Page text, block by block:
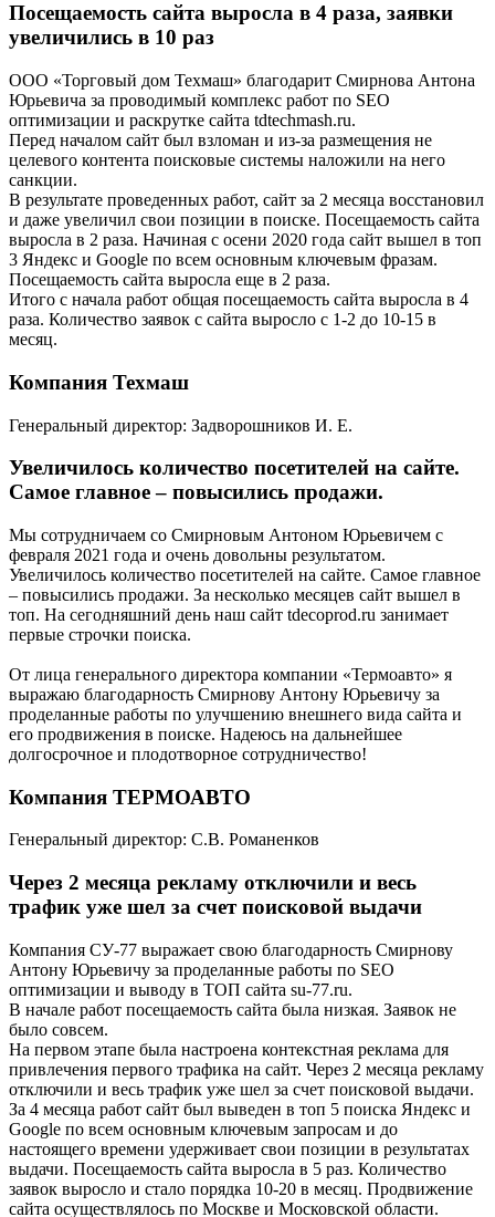
Посещаемость сайта выросла в 4 раза, заявки
увеличились в 10 раз
ООО «Торговый дом Техмаш» благодарит Смирнова Антона
Юрьевича за проводимый комплекс работ по SEO
оптимизации и раскрутке сайта tdtechmash.ru.
Перед началом сайт был взломан и из-за размещения не
целевого контента поисковые системы наложили на него
санкции.
В результате проведенных работ, сайт за 2 месяца восстановил
и даже увеличил свои позиции в поиске. Посещаемость сайта
выросла в 2 раза. Начиная с осени 2020 года сайт вышел в топ
3 Яндекс и Google по всем основным ключевым фразам.
Посещаемость сайта выросла еще в 2 раза.
Итого с начала работ общая посещаемость сайта выросла в 4
раза. Количество заявок с сайта выросло с 1-2 до 10-15 в
месяц.
Компания Техмаш
Генеральный директор: Задворошников И. Е.
Увеличилось количество посетителей на сайте.
Самое главное – повысились продажи.
Мы сотрудничаем со Смирновым Антоном Юрьевичем с
февраля 2021 года и очень довольны результатом.
Увеличилось количество посетителей на сайте. Самое главное
– повысились продажи. За несколько месяцев сайт вышел в
топ. На сегодняшний день наш сайт tdecoprod.ru занимает
первые строчки поиска.
От лица генерального директора компании «Термоавто» я
выражаю благодарность Смирнову Антону Юрьевичу за
проделанные работы по улучшению внешнего вида сайта и
его продвижения в поиске. Надеюсь на дальнейшее
долгосрочное и плодотворное сотрудничество!
Компания ТЕРМОАВТО
Генеральный директор: С.В. Романенков
Через 2 месяца рекламу отключили и весь
трафик уже шел за счет поисковой выдачи
Компания СУ-77 выражает свою благодарность Смирнову
Антону Юрьевичу за проделанные работы по SEO
оптимизации и выводу в ТОП сайта su-77.ru.
В начале работ посещаемость сайта была низкая. Заявок не
было совсем.
На первом этапе была настроена контекстная реклама для
привлечения первого трафика на сайт. Через 2 месяца рекламу
отключили и весь трафик уже шел за счет поисковой выдачи.
За 4 месяца работ сайт был выведен в топ 5 поиска Яндекс и
Google по всем основным ключевым запросам и до
настоящего времени удерживает свои позиции в результатах
выдачи. Посещаемость сайта выросла в 5 раз. Количество
заявок выросло и стало порядка 10-20 в месяц. Продвижение
сайта осуществлялось по Москве и Московской области.